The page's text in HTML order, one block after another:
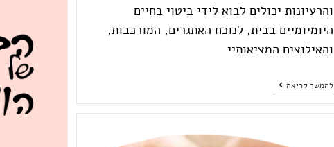
והרעיונות יכולים לבוא לידי ביטוי בחיים
היומיומיים בבית, לנוכח האתגרים, המורכבות,
והאילוצים המציאותיי
להמשך קריאה